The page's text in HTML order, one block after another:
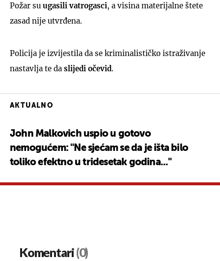
Požar su ugasili vatrogasci, a visina materijalne štete
zasad nije utvrđena.
Policija je izvijestila da se kriminalističko istraživanje
nastavlja te da slijedi očevid.
AKTUALNO
John Malkovich uspio u gotovo
nemogućem: "Ne sjećam se da je išta bilo
toliko efektno u tridesetak godina..."
Komentari(0)